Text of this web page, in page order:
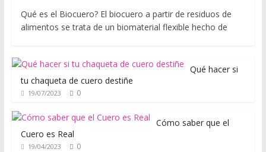
e
l
Qué es el Biocuero? El biocuero a partir de residuos de
alimentos se trata de un biomaterial flexible hecho de
Qué hacer si
tu chaqueta de cuero destiñe
19/07/2023 0
Cómo saber que el
Cuero es Real
19/04/2023 0